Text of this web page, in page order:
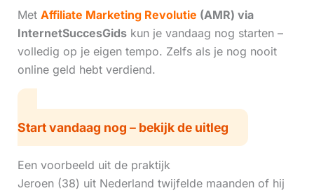
Met Affiliate Marketing Revolutie (AMR) via
InternetSuccesGidskun je vandaag nog starten –
volledig op je eigen tempo. Zelfs als je nog nooit
online geld hebt verdiend.
Start vandaag nog – bekijk de uitleg
Een voorbeeld uit de praktijk
Jeroen (38) uit Nederland twijfelde maanden of hij